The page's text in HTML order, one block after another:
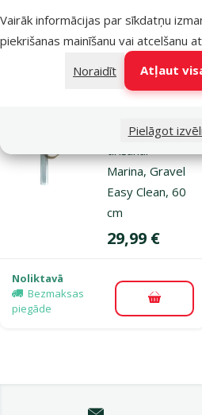
Vairāk informācijas par sīkdatņu
piekrišanas mainīšanu vai atcelšanu
Noraidīt
Atļaut
Pielāgot izvēli
Noliktavā
Bezmaksas
Sifons grunts
Marina, Gravel
Easy Clean, 60
cm
Cena
29,99 €
Noliktavā
Bezmaksas
piegāde